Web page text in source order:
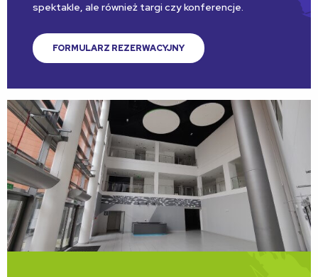
spektakle, ale również targi czy konferencje.
FORMULARZ REZERWACYJNY